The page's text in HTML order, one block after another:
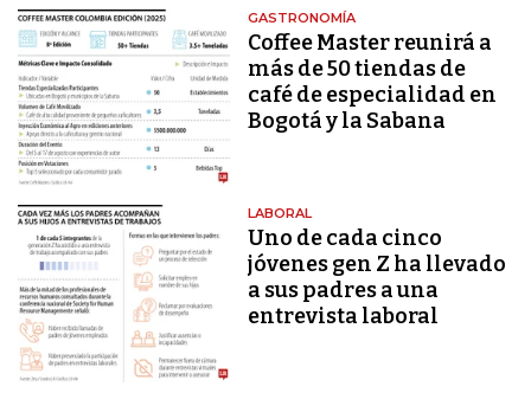
GASTRONOMÍA
Coffee Master reunirá a
más de 50 tiendas de
café de especialidad en
Bogotá y la Sabana
LABORAL
Uno de cada cinco
jóvenes gen Z ha llevado
a sus padres a una
entrevista laboral